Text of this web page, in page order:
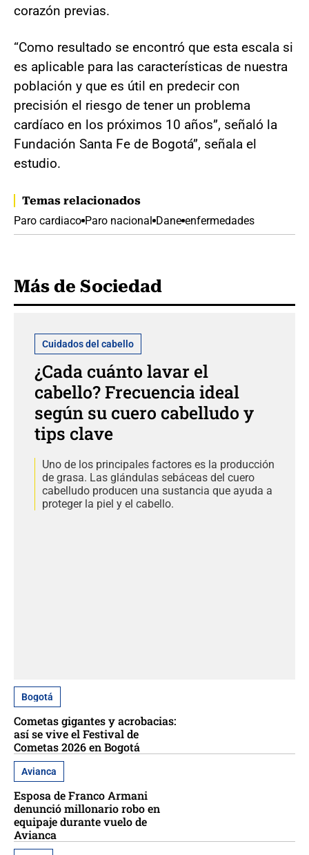
corazón previas.
“Como resultado se encontró que esta escala si
es aplicable para las características de nuestra
población y que es útil en predecir con
precisión el riesgo de tener un problema
cardíaco en los próximos 10 años”, señaló la
Fundación Santa Fe de Bogotá”, señala el
estudio.
Temas relacionados
Paro cardiaco Paro nacional Dane enfermedades
Más de Sociedad
Cuidados del cabello
¿Cada cuánto lavar el
cabello? Frecuencia ideal
según su cuero cabelludo y
tips clave
Uno de los principales factores es la producción
de grasa. Las glándulas sebáceas del cuero
cabelludo producen una sustancia que ayuda a
proteger la piel y el cabello.
Bogotá
Cometas gigantes y acrobacias:
así se vive el Festival de
Cometas 2026 en Bogotá
Avianca
Esposa de Franco Armani
denunció millonario robo en
equipaje durante vuelo de
Avianca